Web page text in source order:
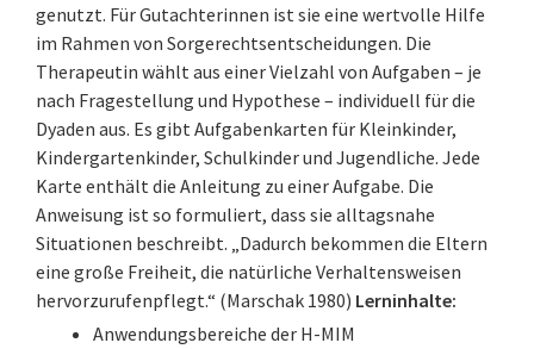
genutzt. Für Gutachterinnen ist sie eine wertvolle Hilfe
im Rahmen von Sorgerechtsentscheidungen. Die
Therapeutin wählt aus einer Vielzahl von Aufgaben – je
nach Fragestellung und Hypothese – individuell für die
Dyaden aus. Es gibt Aufgabenkarten für Kleinkinder,
Kindergartenkinder, Schulkinder und Jugendliche. Jede
Karte enthält die Anleitung zu einer Aufgabe. Die
Anweisung ist so formuliert, dass sie alltagsnahe
Situationen beschreibt. „Dadurch bekommen die Eltern
eine große Freiheit, die natürliche Verhaltensweisen
hervorzurufenpflegt.“ (Marschak 1980) Lerninhalte:
Anwendungsbereiche der H-MIM